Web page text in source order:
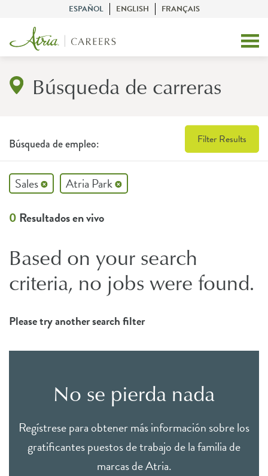
ESPAÑOL ENGLISH FRANÇAIS
Búsqueda de carreras
Búsqueda de empleo: Filter Results
Sales
Atria Park
0 Resultados en vivo
Based on your search
criteria, no jobs were found.
Please try another search filter
No se pierda nada
Regístrese para obtener más información sobre los
gratificantes puestos de trabajo de la familia de
marcas de Atria.